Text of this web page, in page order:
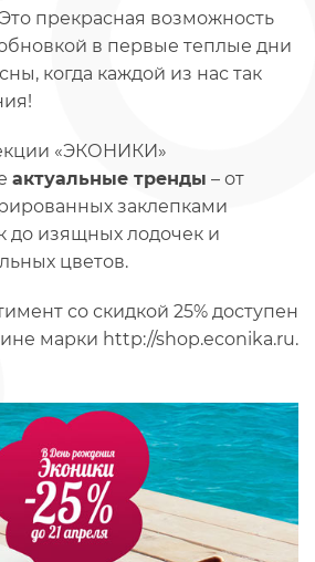
прекрасная возможность
в первые теплые дни
когда каждой из нас так
«ЭКОНИКИ»
актуальные тренды – от
заклепками
до изящных лодочек и
цветов.
со скидкой 25% доступен
марки http://shop.econika.ru.